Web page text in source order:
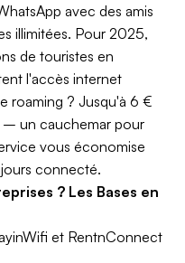
avec des amis
illimitées. Pour 2025,
de touristes en
l'accès internet
roaming ? Jusqu'à 6 €
un cauchemar pour
vous économise
connecté.
? Les Bases en
et RentnConnect